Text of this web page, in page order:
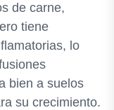
de carne,
tiene
lo
bien a suelos
su crecimiento.